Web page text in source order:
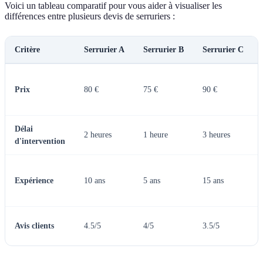
Voici un tableau comparatif pour vous aider à visualiser les
différences entre plusieurs devis de serruriers :
Critère Serrurier A Serrurier B Serrurier C
Prix 80 € 75 € 90 €
Délai
d'intervention
2 heures 1 heure 3 heures
Expérience 10 ans 5 ans 15 ans
Avis clients 4.5/5 4/5 3.5/5